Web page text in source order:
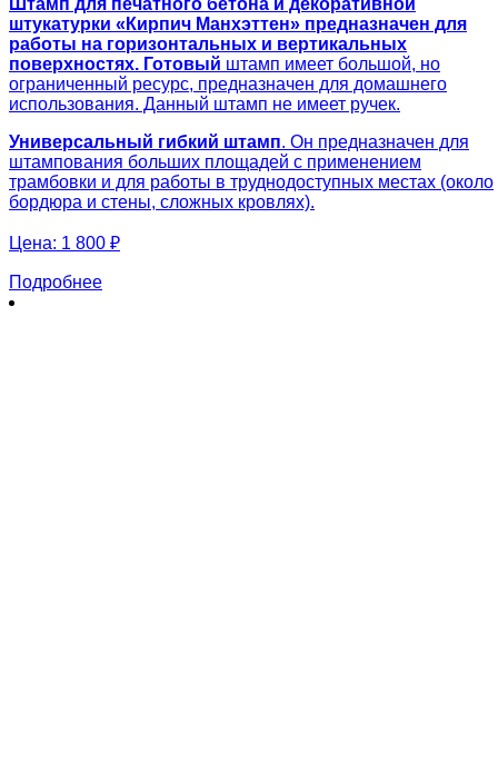
штукатурки «Кирпич Манхэттен» предназначен для
работы на горизонтальных и вертикальных
поверхностях. Готовый штамп имеет большой, но
ограниченный ресурс, предназначен для домашнего
использования. Данный штамп не имеет ручек.
Универсальный гибкий штамп. Он предназначен для
штампования больших площадей с применением
трамбовки и для работы в труднодоступных местах (около
бордюра и стены, сложных кровлях).
Цена: 1 800 ₽
Подробнее